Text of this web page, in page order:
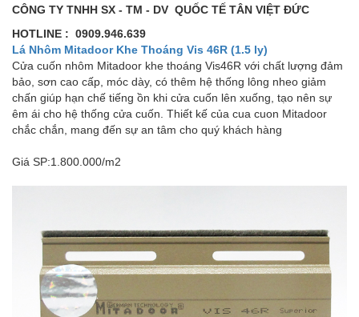
CÔNG TY TNHH SX - TM - DV QUỐC TẾ TÂN VIỆT ĐỨC
HOTLINE : 0909.946.639
Lá Nhôm Mitadoor Khe Thoáng Vis 46R (1.5 ly)
Cửa cuốn nhôm Mitadoor khe thoáng Vis46R với chất lượng đảm
bảo, sơn cao cấp, móc dày, có thêm hệ thống lông nheo giảm
chấn giúp hạn chế tiếng ồn khi cửa cuốn lên xuống, tạo nên sự
êm ái cho hệ thống cửa cuốn. Thiết kế của cua cuon Mitadoor
chắc chắn, mang đến sự an tâm cho quý khách hàng
Giá SP:1.800.000/m2